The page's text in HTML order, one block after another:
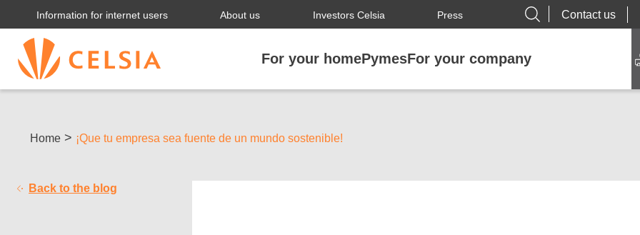
Information for internet users About us Investors Celsia Press Contact us
For your homePymesFor your company
Home > ¡Que tu empresa sea fuente de un mundo sostenible!
Back to the blog